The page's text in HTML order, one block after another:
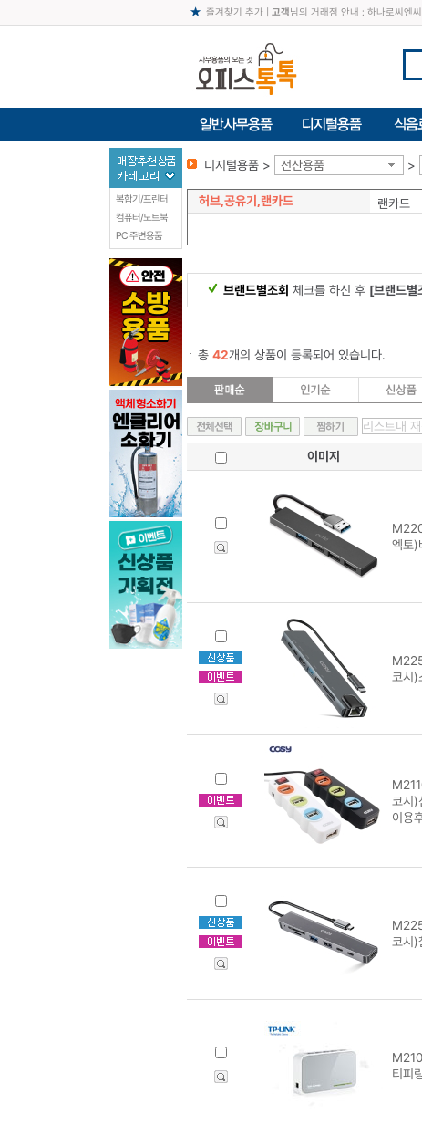
즐겨찾기 추가| 고객님의 거래점 안내 : 하나로씨엔씨
디지털용품 > 전산용품 >
허브,공유기,랜카드 랜카드
브랜드별조회 체크를 하신 후 [브랜드별
총 42개의 상품이 등록되어 있습니다.
이미지
엑토
코시
코시)
이용
코시
티피
복합기/프린터
컴퓨터/노트북
PC 주변용품